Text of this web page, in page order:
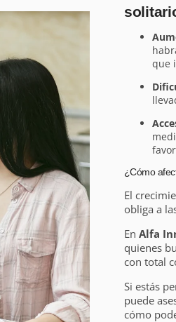
que
¿Cómo
El
obliga a
En Alfa
quienes
con total
Si estás
puede
cómo